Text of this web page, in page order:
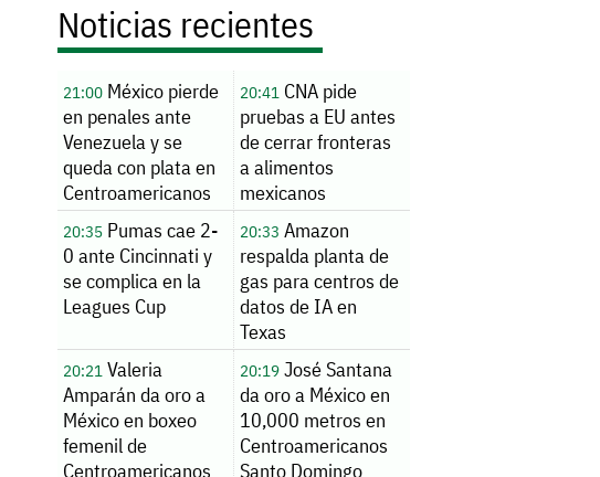
Noticias recientes
21:00 México pierde
en penales ante
Venezuela y se
queda con plata en
Centroamericanos
20:41CNA pide
pruebas a EU antes
de cerrar fronteras
a alimentos
mexicanos
20:35 Pumas cae 2-
0 ante Cincinnati y
se complica en la
Leagues Cup
20:33 Amazon
respalda planta de
gas para centros de
datos de IA en
Texas
20:21 Valeria
Amparán da oro a
México en boxeo
femenil de
Centroamericanos
20:19José Santana
da oro a México en
10,000 metros en
Centroamericanos
Santo Domingo